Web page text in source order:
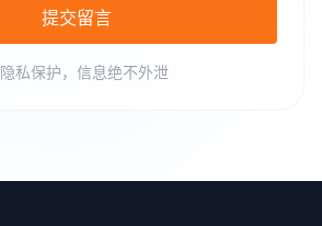
提交留言
隐私保护，信息绝不外泄